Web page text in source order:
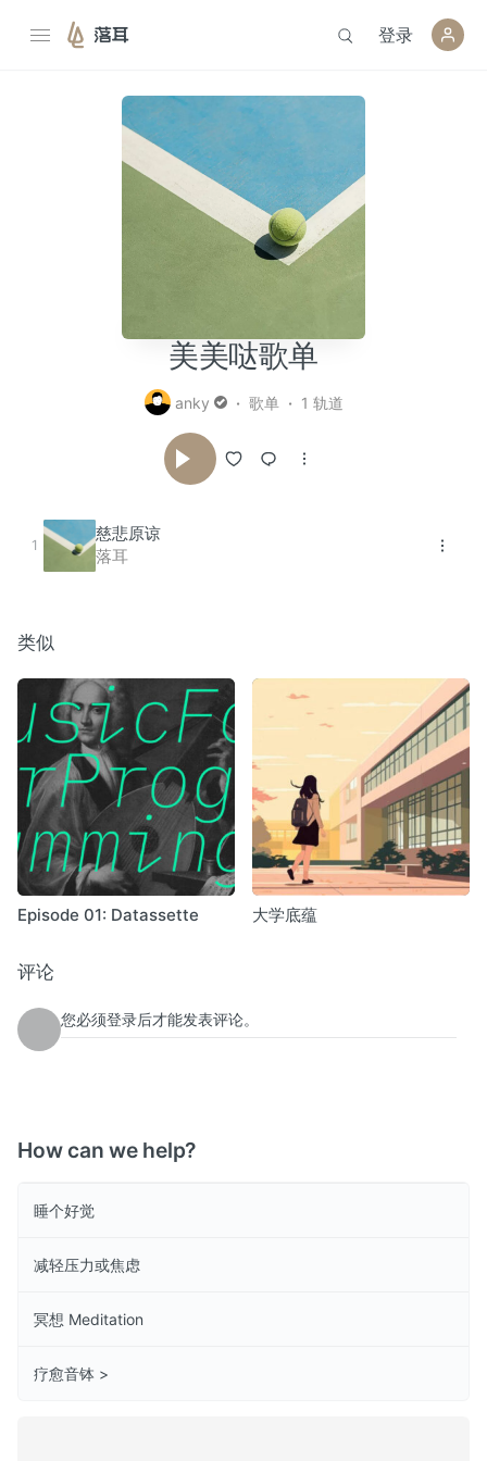
落耳 登录
美美哒歌单
anky 歌单 1 轨道
慈悲原谅
落耳
类似
Episode 01: Datassette 大学底蕴
评论
您必须登录后才能发表评论。
How can we help?
睡个好觉
减轻压力或焦虑
冥想 Meditation
疗愈音钵 >